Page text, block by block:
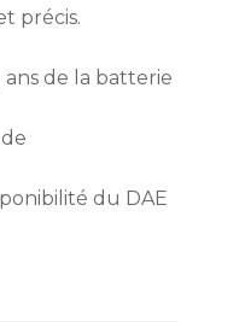
précis.
de la batterie
du DAE